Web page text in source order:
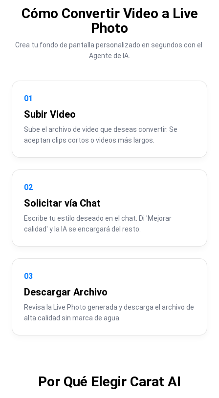
Cómo Convertir Video a Live
Photo
Crea tu fondo de pantalla personalizado en segundos con el
Agente de IA.
01
Subir Video
Sube el archivo de video que deseas convertir. Se
aceptan clips cortos o videos más largos.
02
Solicitar vía Chat
Escribe tu estilo deseado en el chat. Di 'Mejorar
calidad' y la IA se encargará del resto.
03
Descargar Archivo
Revisa la Live Photo generada y descarga el archivo de
alta calidad sin marca de agua.
Por Qué Elegir Carat AI